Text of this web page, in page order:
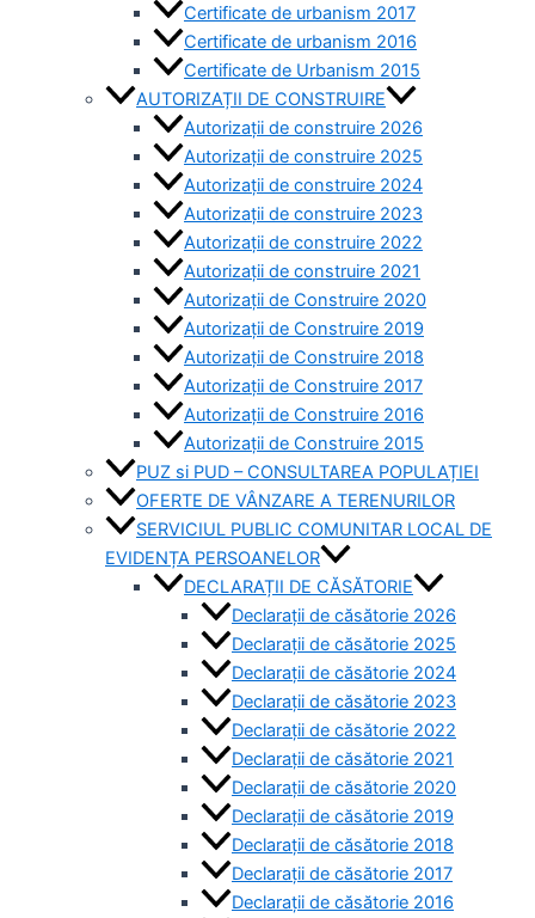
Certificate de urbanism 2017
Certificate de urbanism 2016
Certificate de Urbanism 2015
AUTORIZAȚII DE CONSTRUIRE
Autorizații de construire 2026
Autorizații de construire 2025
Autorizații de construire 2024
Autorizații de construire 2023
Autorizații de construire 2022
Autorizații de construire 2021
Autorizații de Construire 2020
Autorizații de Construire 2019
Autorizaţii de Construire 2018
Autorizaţii de Construire 2017
Autorizaţii de Construire 2016
Autorizaţii de Construire 2015
PUZ si PUD – CONSULTAREA POPULAȚIEI
OFERTE DE VÂNZARE A TERENURILOR
SERVICIUL PUBLIC COMUNITAR LOCAL DE
EVIDENȚA PERSOANELOR
DECLARAȚII DE CĂSĂTORIE
Declarații de căsătorie 2026
Declarații de căsătorie 2025
Declarații de căsătorie 2024
Declarații de căsătorie 2023
Declarații de căsătorie 2022
Declarații de căsătorie 2021
Declarații de căsătorie 2020
Declarații de căsătorie 2019
Declarații de căsătorie 2018
Declarații de căsătorie 2017
Declarații de căsătorie 2016